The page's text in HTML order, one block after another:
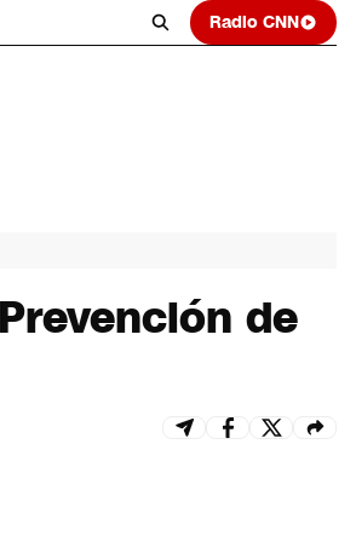
Radio CNN
de